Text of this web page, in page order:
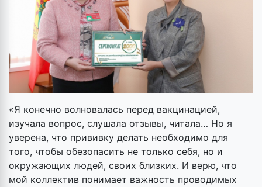
«Я конечно волновалась перед вакцинацией,
изучала вопрос, слушала отзывы, читала… Но я
уверена, что прививку делать необходимо для
того, чтобы обезопасить не только себя, но и
окружающих людей, своих близких. И верю, что
мой коллектив понимает важность проводимых